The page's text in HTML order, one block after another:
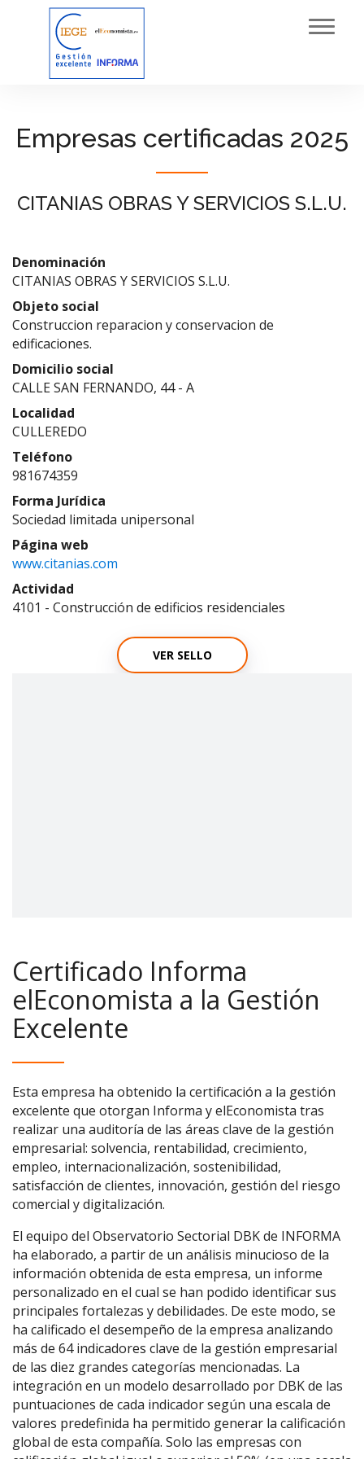
Empresas certificadas 2025
CITANIAS OBRAS Y SERVICIOS S.L.U.
Denominación
CITANIAS OBRAS Y SERVICIOS S.L.U.
Objeto social
Construccion reparacion y conservacion de
edificaciones.
Domicilio social
CALLE SAN FERNANDO, 44 - A
Localidad
CULLEREDO
Teléfono
981674359
Forma Jurídica
Sociedad limitada unipersonal
Página web
www.citanias.com
Actividad
4101 - Construcción de edificios residenciales
VER SELLO
Certificado Informa
elEconomista a la Gestión
Excelente
Esta empresa ha obtenido la certificación a la gestión
excelente que otorgan Informa y elEconomista tras
realizar una auditoría de las áreas clave de la gestión
empresarial: solvencia, rentabilidad, crecimiento,
empleo, internacionalización, sostenibilidad,
satisfacción de clientes, innovación, gestión del riesgo
comercial y digitalización.
El equipo del Observatorio Sectorial DBK de INFORMA
ha elaborado, a partir de un análisis minucioso de la
información obtenida de esta empresa, un informe
personalizado en el cual se han podido identificar sus
principales fortalezas y debilidades. De este modo, se
ha calificado el desempeño de la empresa analizando
más de 64 indicadores clave de la gestión empresarial
de las diez grandes categorías mencionadas. La
integración en un modelo desarrollado por DBK de las
puntuaciones de cada indicador según una escala de
valores predefinida ha permitido generar la calificación
global de esta compañía. Solo las empresas con